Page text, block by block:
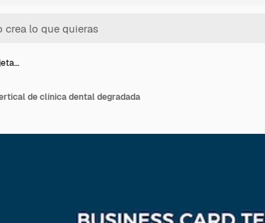
de clínica dental degradada